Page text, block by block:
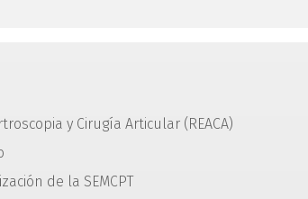
y Cirugía Articular (REACA)
de la SEMCPT